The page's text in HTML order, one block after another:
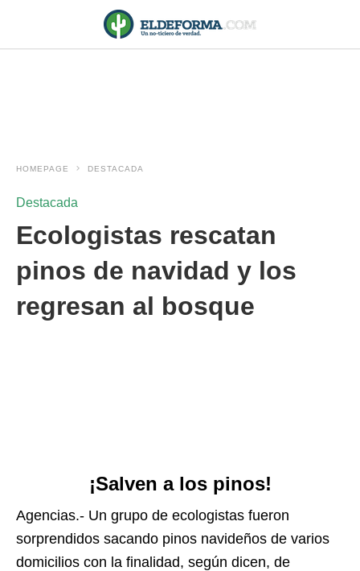
HOMEPAGE DESTACADA
Destacada
Ecologistas rescatan
pinos de navidad y los
regresan al bosque
¡Salven a los pinos!
Agencias.- Un grupo de ecologistas fueron
sorprendidos sacando pinos navideños de varios
domicilios con la finalidad, según dicen, de